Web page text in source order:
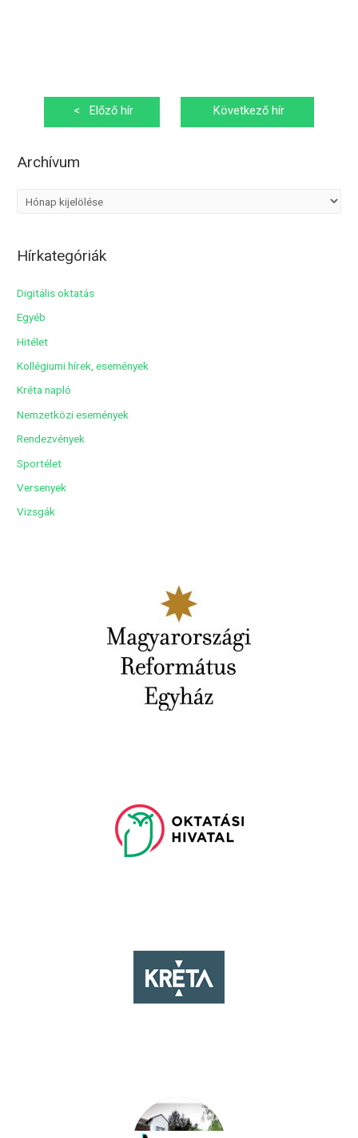
Bejegyzés
navigáció
< Előző hír
Következő hír
Archívum
h
m
Hírkategóriák
Digitális oktatás
Egyéb
Hitélet
Kollégiumi hírek, események
Kréta napló
Nemzetközi események
Rendezvények
Sportélet
Versenyek
Vizsgák